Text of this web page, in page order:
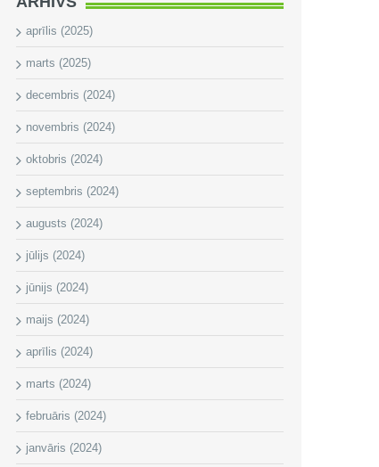
aprīlis (2025)
marts (2025)
decembris (2024)
novembris (2024)
oktobris (2024)
septembris (2024)
augusts (2024)
jūlijs (2024)
jūnijs (2024)
maijs (2024)
aprīlis (2024)
marts (2024)
februāris (2024)
janvāris (2024)